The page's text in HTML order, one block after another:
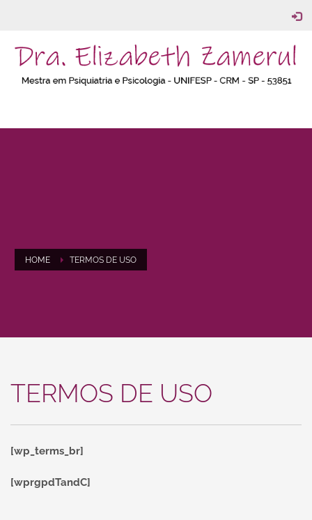
HOME TERMOS DE USO
TERMOS DE USO
[wp_terms_br]
[wprgpdTandC]